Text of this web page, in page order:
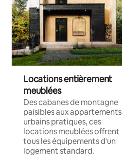
Locations entièrement
meublées
Des cabanes de montagne
paisibles aux appartements
urbains pratiques, ces
locations meublées offrent
tous les équipements d'un
logement standard.